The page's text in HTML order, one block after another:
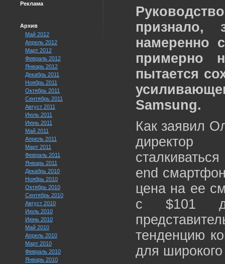
Реклама
Архив
Май 2012
Апрель 2012
Март 2012
Февраль 2012
Январь 2012
Декабрь 2011
Ноябрь 2011
Октябрь 2011
Сентябрь 2011
Август 2011
Июль 2011
Июнь 2011
Май 2011
Апрель 2011
Март 2011
Февраль 2011
Январь 2011
Декабрь 2010
Ноябрь 2010
Октябрь 2010
Сентябрь 2010
Август 2010
Июль 2010
Июнь 2010
Май 2010
Апрель 2010
Март 2010
Февраль 2010
Январь 2010
признало,
намеренно
примерно
пытается
Samsung.
Как заявил
директор
end
цена на ее
с $101 до
тенденцию
для широкого